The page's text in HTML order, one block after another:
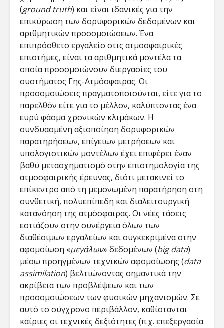
(ground truth) και είναι ιδανικές για την
επικύρωση των δορυφορικών δεδομένων και
αριθμητικών προσομοιώσεων. Ένα
επιπρόσθετο εργαλείο στις ατμοσφαιρικές
επιστήμες, είναι τα αριθμητικά μοντέλα τα
οποία προσομοιώνουν διεργασίες του
συστήματος Γης-Ατμόσφαιρας. Οι
προσομοιώσεις πραγματοποιούνται, είτε για το
παρελθόν είτε για το μέλλον, καλύπτοντας ένα
ευρύ φάσμα χρονικών κλιμάκων. Η
συνδυασμένη αξιοποίηση δορυφορικών
παρατηρήσεων, επίγειων μετρήσεων και
υπολογιστικών μοντέλων έχει επιφέρει έναν
βαθύ μετασχηματισμό στην επιστημολογία της
ατμοσφαιρικής έρευνας, διότι μετακινεί το
επίκεντρο από τη μεμονωμένη παρατήρηση στη
συνθετική, πολυεπίπεδη και διαλειτουργική
κατανόηση της ατμόσφαιρας. Οι νέες τάσεις
εστιάζουν στην συνέργεια όλων των
διαθέσιμων εργαλείων και συγκεκριμένα στην
αφομοίωση «μεγάλων» δεδομένων (big data)
μέσω προηγμένων τεχνικών αφομοίωσης (data
assimilation) βελτιώνοντας σημαντικά την
ακρίβεια των προβλέψεων και των
προσομοιώσεων των φυσικών μηχανισμών. Σε
αυτό το σύγχρονο περιβάλλον, καθίστανται
καίριες οι τεχνικές δεξιότητες (π.χ. επεξεργασία